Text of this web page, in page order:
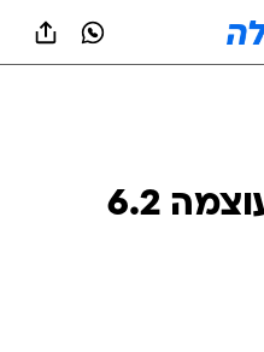
רעידת אדמה בעוצמה 6.2